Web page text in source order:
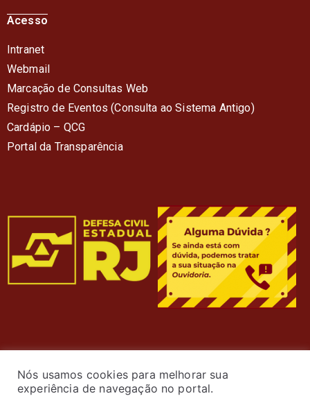
Acesso
Intranet
Webmail
Marcação de Consultas Web
Registro de Eventos (Consulta ao Sistema Antigo)
Cardápio – QCG
Portal da Transparência
Nós usamos cookies para melhorar sua
experiência de navegação no portal.